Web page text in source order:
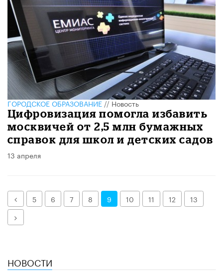
ГОРОДСКОЕ ОБРАЗОВАНИЕ//Новость
Цифровизация помогла избавить
москвичей от 2,5 млн бумажных
справок для школ и детских садов
13 апреля
Назад
5 6 7 8 9 10 11 12
13
Далее
НОВОСТИ